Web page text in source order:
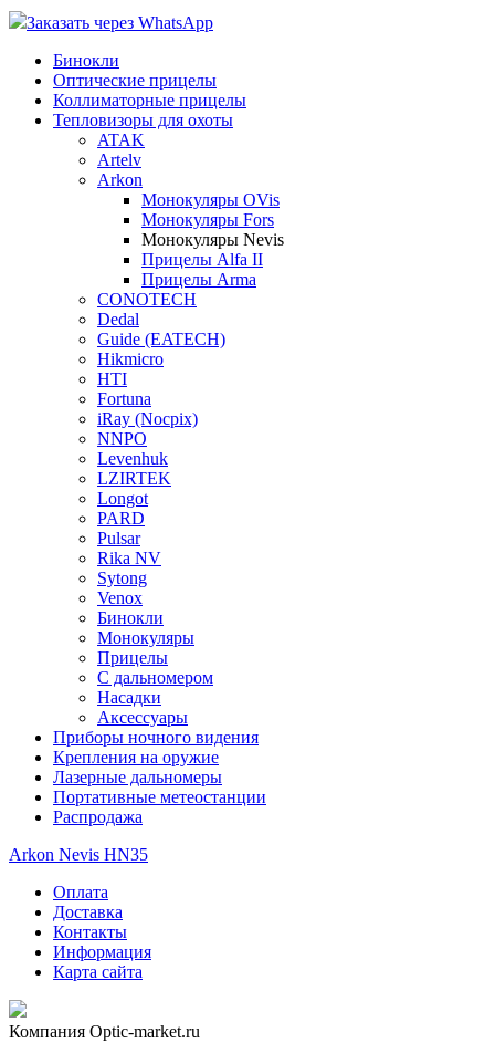
Заказать через WhatsApp
Бинокли
Оптические прицелы
Коллиматорные прицелы
Тепловизоры для охоты
ATAK
Artelv
Arkon
Монокуляры OVis
Монокуляры Fors
Монокуляры Nevis
Прицелы Alfa II
Прицелы Arma
CONOTECH
Dedal
Guide (EATECH)
Hikmicro
HTI
Fortuna
iRay (Nocpix)
NNPO
Levenhuk
LZIRTEK
Longot
PARD
Pulsar
Rika NV
Sytong
Venox
Бинокли
Монокуляры
Прицелы
С дальномером
Насадки
Аксессуары
Приборы ночного видения
Крепления на оружие
Лазерные дальномеры
Портативные метеостанции
Распродажа
Arkon Nevis HN35
Оплата
Доставка
Контакты
Информация
Карта сайта
Компания Optic-market.ru